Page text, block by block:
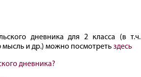
дневника для 2 класса (в т.ч.
мысль и др.) можно посмотретьздесь
дневника?